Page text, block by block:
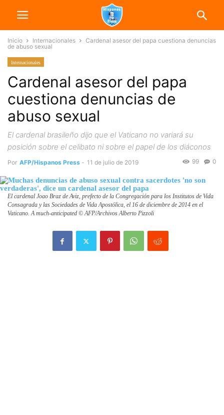
Inicio Internacionales
Cardenal asesor del papa cuestiona denuncias
de abuso sexual
Internacionales
Cardenal asesor del papa
cuestiona denuncias de
abuso sexual
El cardenal brasileño dijo que el Vaticano no variará su
posición sobre el celibato ni sobre el papel de los diáconos
Por AFP/Hispanos Press - 11 de julio de 2019 0
99
El cardenal Joao Braz de Aviz, prefecto de la Congregación para los Institutos de Vida
Consagrada y las Sociedades de Vida Apostólica, el 16 de diciembre de 2014 en el
Vaticano. A much-anticipated © AFP/Archivos Alberto Pizzoli